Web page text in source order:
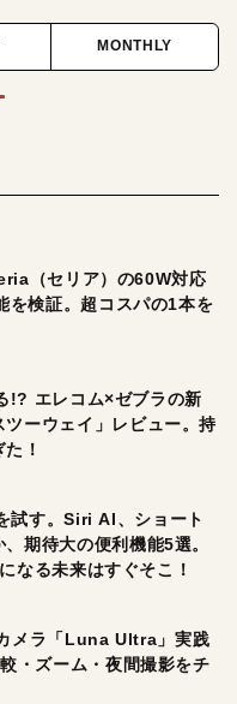
MONTHLY
（セリア）の60W対応
を検証。超コスパの1本を
!? エレコム×ゼブラの新
ーウェイ」レビュー。持
！
試す。Siri AI、ショート
期待大の便利機能5選。
なる未来はすぐそこ！
メラ「Luna Ultra」実践
・ズーム・夜間撮影をチ